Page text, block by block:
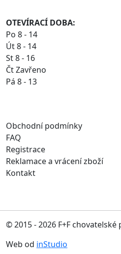
OTEVÍRACÍ DOBA:
Po 8 - 14
Út 8 - 14
St 8 - 16
Čt Zavřeno
Pá 8 - 13
Obchodní podmínky
FAQ
Registrace
Reklamace a vrácení zboží
Kontakt
© 2015 - 2026 F+F chovatelské
Web od inStudio